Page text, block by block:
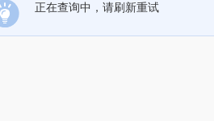
正在查询中，请刷新重试